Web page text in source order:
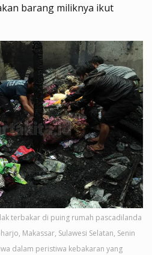
barang miliknya ikut
terbakar di puing rumah pascadilanda
Makassar, Sulawesi Selatan, Senin
dalam peristiwa kebakaran yang